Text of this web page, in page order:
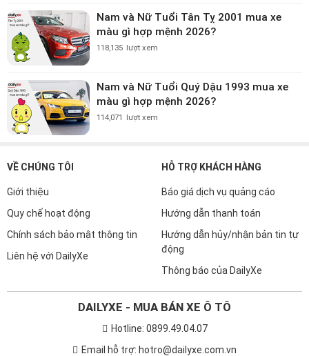
Nam và Nữ Tuổi Tân Tỵ 2001 mua xe
màu gì hợp mệnh 2026?
118,135 lượt xem
Nam và Nữ Tuổi Quý Dậu 1993 mua xe
màu gì hợp mệnh 2026?
114,071 lượt xem
VỀ CHÚNG TÔI
Giới thiệu
Quy chế hoạt động
Chính sách bảo mật thông tin
Liên hệ với DailyXe
HỖ TRỢ KHÁCH HÀNG
Báo giá dịch vụ quảng cáo
Hướng dẫn thanh toán
Hướng dẫn hủy/nhận bản tin tự
động
Thông báo của DailyXe
DAILYXE - MUA BÁN XE Ô TÔ
Hotline: 0899.49.04.07
Email hỗ trợ: hotro@dailyxe.com.vn